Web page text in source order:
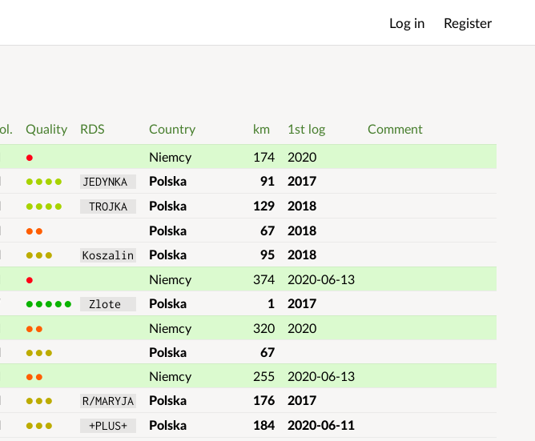
Main
Log in Register
Quality RDS Country km 1st log
Comment
1 Niemcy 174
2020
4 JEDYNKA Polska 91
2017
4 TROJKA Polska 129
2018
2 Polska 67
2018
3 Koszalin Polska 95
2018
1 Niemcy 374
2020-06-13
5 Zlote Polska 1
2017
2 Niemcy 320
2020
3 Polska
67
2 Niemcy 255
2020-06-13
3 R/MARYJA Polska 176
2017
3 +PLUS+ Polska 184
2020-06-11